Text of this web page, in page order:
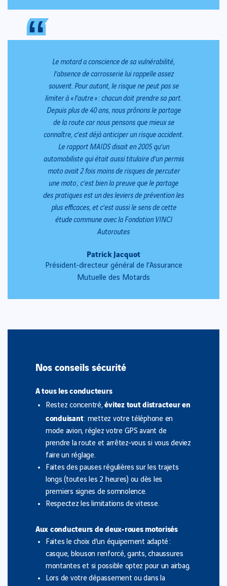
“
“
Le motard a conscience de sa vulnérabilité,
l’absence de carrosserie lui rappelle assez
souvent. Pour autant, le risque ne peut pas se
limiter à « l’autre » : chacun doit prendre sa part.
Depuis plus de 40 ans, nous prônons le partage
de la route car nous pensons que mieux se
connaître, c’est déjà anticiper un risque accident.
Le rapport MAIDS disait en 2005 qu’un
automobiliste qui était aussi titulaire d’un permis
moto avait 2 fois moins de risques de percuter
une moto ; c’est bien la preuve que le partage
des pratiques est un des leviers de prévention les
plus efficaces, et c’est aussi le sens de cette
étude commune avec la Fondation VINCI
Autoroutes
Patrick Jacquot
Président-directeur général de l’Assurance
Mutuelle des Motards
Nos conseils sécurité
A tous les conducteurs
Restez concentré,évitez tout distracteur en
conduisant: mettez votre téléphone en
mode avion, réglez votre GPS avant de
prendre la route et arrêtez-vous si vous deviez
faire un réglage.
Faites des pauses régulières sur les trajets
longs (toutes les 2 heures) ou dès les
premiers signes de somnolence.
Respectez les limitations de vitesse.
Aux conducteurs de deux-roues motorisés
Faites le choix d’un équipement adapté :
casque, blouson renforcé, gants, chaussures
montantes et si possible optez pour un airbag.
Lors de votre dépassement ou dans la